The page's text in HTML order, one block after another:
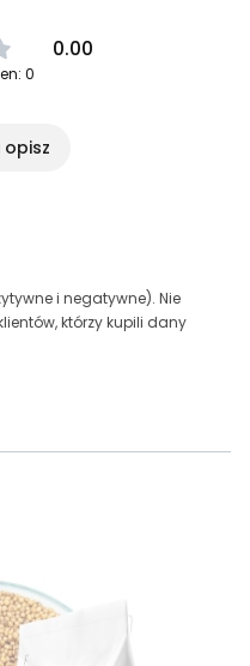
0.00
0
opisz
i negatywne). Nie
którzy kupili dany